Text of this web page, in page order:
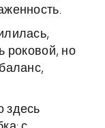
роковой, но
здесь